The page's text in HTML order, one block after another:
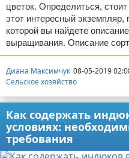
цветок. Определиться,
этот интересный экземпляр,
которой вы найдете
выращивания. Описание
Диана Максимчук 08-05-2019
Сельское хозяйство
Как содержать
условиях:
требования